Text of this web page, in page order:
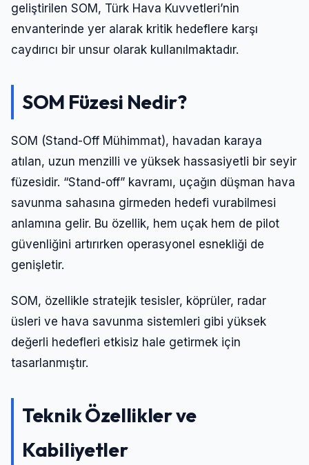
geliştirilen SOM, Türk Hava Kuvvetleri’nin
envanterinde yer alarak kritik hedeflere karşı
caydırıcı bir unsur olarak kullanılmaktadır.
SOM Füzesi Nedir?
SOM (Stand-Off Mühimmat), havadan karaya
atılan, uzun menzilli ve yüksek hassasiyetli bir seyir
füzesidir. “Stand-off” kavramı, uçağın düşman hava
savunma sahasına girmeden hedefi vurabilmesi
anlamına gelir. Bu özellik, hem uçak hem de pilot
güvenliğini artırırken operasyonel esnekliği de
genişletir.
SOM, özellikle stratejik tesisler, köprüler, radar
üsleri ve hava savunma sistemleri gibi yüksek
değerli hedefleri etkisiz hale getirmek için
tasarlanmıştır.
Teknik Özellikler ve
Kabiliyetler